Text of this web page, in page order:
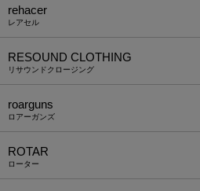
rehacer
レアセル
RESOUND CLOTHING
リサウンドクロージング
roarguns
ロアーガンズ
ROTAR
ローター